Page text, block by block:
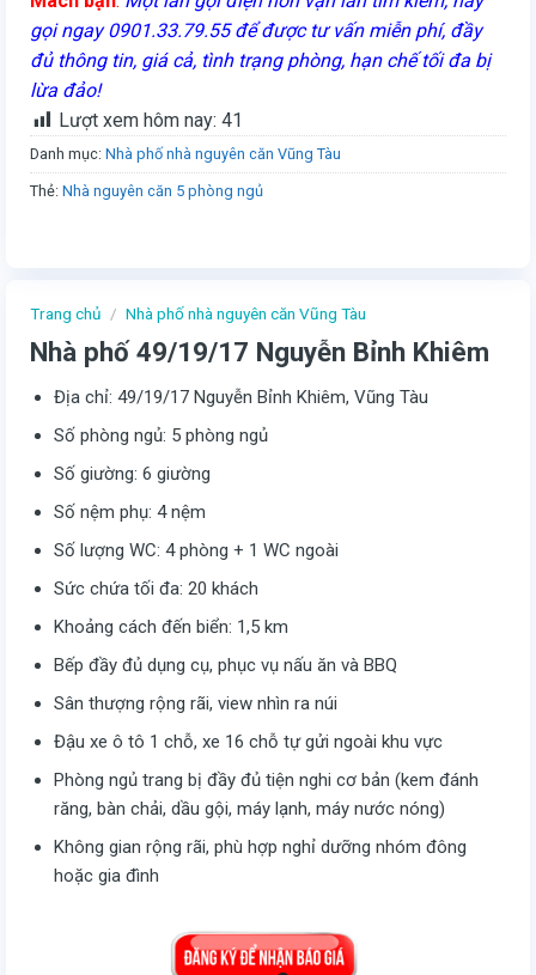
Trang chủ / Nhà phố nhà nguyên căn Vũng Tàu
Nhà phố 49/19/17 Nguyễn Bỉnh Khiêm
Địa chỉ: 49/19/17 Nguyễn Bỉnh Khiêm, Vũng Tàu
Số phòng ngủ: 5 phòng ngủ
Số giường: 6 giường
Số nệm phụ: 4 nệm
Số lượng WC: 4 phòng + 1 WC ngoài
Sức chứa tối đa: 20 khách
Khoảng cách đến biển: 1,5 km
Bếp đầy đủ dụng cụ, phục vụ nấu ăn và BBQ
Sân thượng rộng rãi, view nhìn ra núi
Đậu xe ô tô 1 chỗ, xe 16 chỗ tự gửi ngoài khu vực
Phòng ngủ trang bị đầy đủ tiện nghi cơ bản (kem đánh
răng, bàn chải, dầu gội, máy lạnh, máy nước nóng)
Không gian rộng rãi, phù hợp nghỉ dưỡng nhóm đông
hoặc gia đình
gọi ngay 0901.33.79.55 để được tư vấn miễn phí, đầy
đủ thông tin, giá cả, tình trạng phòng, hạn chế tối đa bị
lừa đảo!
Lượt xem hôm nay: 41
Danh mục: Nhà phố nhà nguyên căn Vũng Tàu
Thẻ: Nhà nguyên căn 5 phòng ngủ